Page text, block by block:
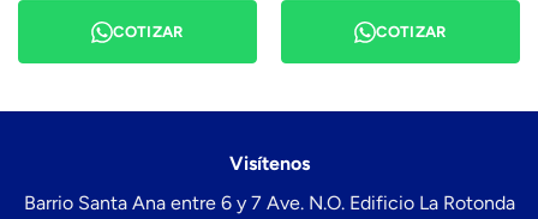
COTIZAR COTIZAR
Visítenos
Barrio Santa Ana entre 6 y 7 Ave. N.O. Edificio La Rotonda